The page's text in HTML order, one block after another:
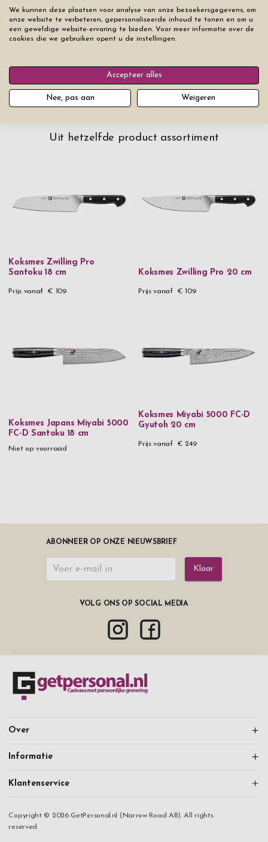
Uit hetzelfde product assortiment
Koksmes Zwilling Pro
Santoku 18 cm
Prijs vanaf € 109
Koksmes Zwilling Pro 20 cm
Prijs vanaf € 109
Koksmes Japans Miyabi 5000
FC-D Santoku 18 cm
Niet op voorraad
Koksmes Miyabi 5000 FC-D
Gyutoh 20 cm
Prijs vanaf € 249
ABONNEER OP ONZE NIEUWSBRIEF
Klaar
VOLG ONS OP SOCIAL MEDIA
Over
Informatie
Klantenservice
Copyright © 2026 GetPersonal.nl (Narrow Road AB). All rights
reserved.
We kunnen deze plaatsen voor analyse van onze bezoekersgegevens, om
onze website te verbeteren, gepersonaliseerde inhoud te tonen en om u
een geweldige website-ervaring te bieden. Voor meer informatie over de
cookies die we gebruiken opent u de instellingen.
Accepteer alles
Nee, pas aan Weigeren